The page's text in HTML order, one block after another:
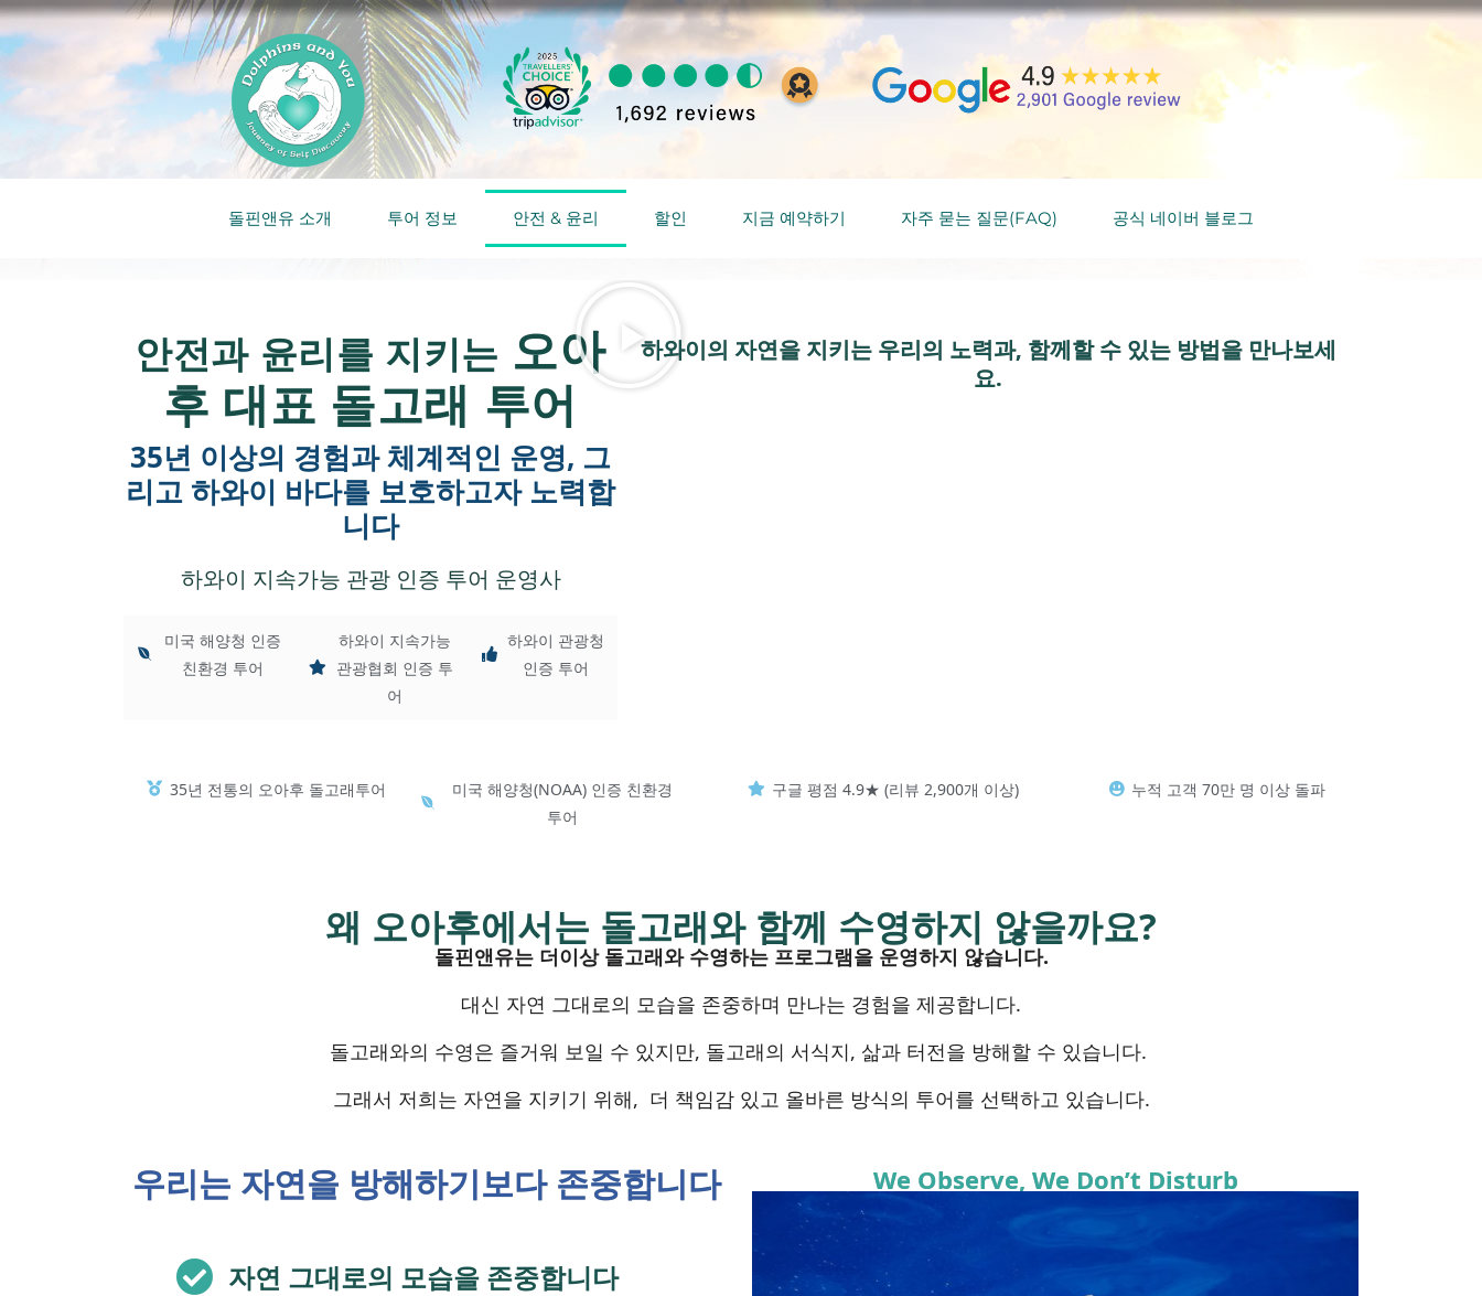
돌핀앤유 소개 투어 정보 안전 & 윤리 할인 지금 예약하기 자주 묻는 질문(FAQ) 공식 네이버 블로그
안전과 윤리를 지키는 오아
후 대표 돌고래 투어
35년 이상의 경험과 체계적인 운영, 그
리고 하와이 바다를 보호하고자 노력합
니다
하와이 지속가능 관광 인증 투어 운영사
미국 해양청 인증
친환경 투어
하와이 지속가능
관광협회 인증 투
어
하와이 관광청
인증 투어
하와이의 자연을 지키는 우리의 노력과, 함께할 수 있는 방법을 만나보세
요.
35년 전통의 오아후 돌고래투어
미국 해양청(NOAA) 인증 친환경
투어
구글 평점 4.9★ (리뷰 2,900개 이상) 누적 고객 70만 명 이상 돌파
왜 오아후에서는 돌고래와 함께 수영하지 않을까요?
돌핀앤유는 더이상 돌고래와 수영하는 프로그램을 운영하지 않습니다.
대신 자연 그대로의 모습을 존중하며 만나는 경험을 제공합니다.
돌고래와의 수영은 즐거워 보일 수 있지만, 돌고래의 서식지, 삶과 터전을 방해할 수 있습니다.
그래서 저희는 자연을 지키기 위해, 더 책임감 있고 올바른 방식의 투어를 선택하고 있습니다.
우리는 자연을 방해하기보다 존중합니다
자연 그대로의 모습을 존중합니다
We Observe, We Don’t Disturb